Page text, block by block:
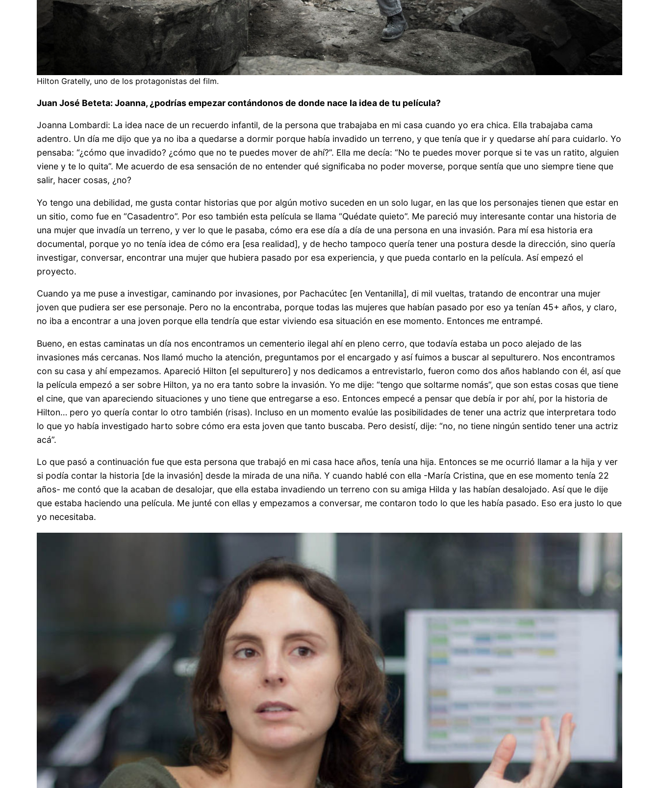
Hilton Gratelly, uno de los protagonistas del film.
Juan José Beteta: Joanna, ¿podrías empezar contándonos de donde nace la idea de tu película?
Joanna Lombardi: La idea nace de un recuerdo infantil, de la persona que trabajaba en mi casa cuando yo era chica. Ella trabajaba cama
adentro. Un día me dijo que ya no iba a quedarse a dormir porque había invadido un terreno, y que tenía que ir y quedarse ahí para cuidarlo. Yo
pensaba: “¿cómo que invadido? ¿cómo que no te puedes mover de ahí?”. Ella me decía: “No te puedes mover porque si te vas un ratito, alguien
viene y te lo quita”. Me acuerdo de esa sensación de no entender qué significaba no poder moverse, porque sentía que uno siempre tiene que
salir, hacer cosas, ¿no?
Yo tengo una debilidad, me gusta contar historias que por algún motivo suceden en un solo lugar, en las que los personajes tienen que estar en
un sitio, como fue en “Casadentro”. Por eso también esta película se llama “Quédate quieto”. Me pareció muy interesante contar una historia de
una mujer que invadía un terreno, y ver lo que le pasaba, cómo era ese día a día de una persona en una invasión. Para mí esa historia era
documental, porque yo no tenía idea de cómo era [esa realidad], y de hecho tampoco quería tener una postura desde la dirección, sino quería
investigar, conversar, encontrar una mujer que hubiera pasado por esa experiencia, y que pueda contarlo en la película. Así empezó el
proyecto.
Cuando ya me puse a investigar, caminando por invasiones, por Pachacútec [en Ventanilla], di mil vueltas, tratando de encontrar una mujer
joven que pudiera ser ese personaje. Pero no la encontraba, porque todas las mujeres que habían pasado por eso ya tenían 45+ años, y claro,
no iba a encontrar a una joven porque ella tendría que estar viviendo esa situación en ese momento. Entonces me entrampé.
Bueno, en estas caminatas un día nos encontramos un cementerio ilegal ahí en pleno cerro, que todavía estaba un poco alejado de las
invasiones más cercanas. Nos llamó mucho la atención, preguntamos por el encargado y así fuimos a buscar al sepulturero. Nos encontramos
con su casa y ahí empezamos. Apareció Hilton [el sepulturero] y nos dedicamos a entrevistarlo, fueron como dos años hablando con él, así que
la película empezó a ser sobre Hilton, ya no era tanto sobre la invasión. Yo me dije: “tengo que soltarme nomás”, que son estas cosas que tiene
el cine, que van apareciendo situaciones y uno tiene que entregarse a eso. Entonces empecé a pensar que debía ir por ahí, por la historia de
Hilton… pero yo quería contar lo otro también (risas). Incluso en un momento evalúe las posibilidades de tener una actriz que interpretara todo
lo que yo había investigado harto sobre cómo era esta joven que tanto buscaba. Pero desistí, dije: “no, no tiene ningún sentido tener una actriz
acá”.
Lo que pasó a continuación fue que esta persona que trabajó en mi casa hace años, tenía una hija. Entonces se me ocurrió llamar a la hija y ver
si podía contar la historia [de la invasión] desde la mirada de una niña. Y cuando hablé con ella -María Cristina, que en ese momento tenía 22
años- me contó que la acaban de desalojar, que ella estaba invadiendo un terreno con su amiga Hilda y las habían desalojado. Así que le dije
que estaba haciendo una película. Me junté con ellas y empezamos a conversar, me contaron todo lo que les había pasado. Eso era justo lo que
yo necesitaba.